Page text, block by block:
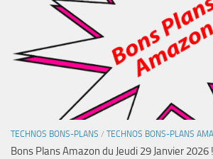
TECHNOS BONS-PLANS / TECHNOS BONS-PLANS
Bons Plans Amazon du Jeudi 29 Janvier 2026